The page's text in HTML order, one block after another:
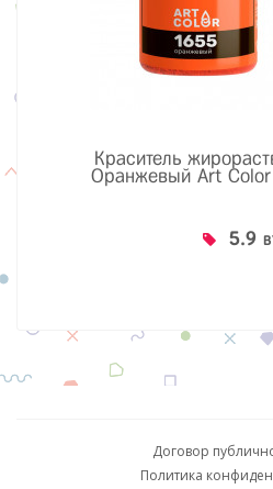
Краситель
Оранжевый Art Color
5.9
Договор
Политика